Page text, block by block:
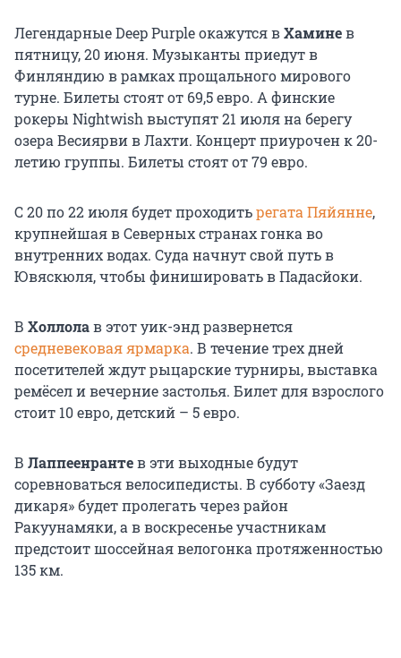
Легендарные Deep Purple окажутся вХаминев
пятницу, 20 июня. Музыканты приедут в
Финляндию в рамках прощального мирового
турне. Билеты стоят от 69,5 евро. А финские
рокеры Nightwish выступят 21 июля на берегу
озера Весиярви в Лахти. Концерт приурочен к 20-
летию группы. Билеты стоят от 79 евро.
С 20 по 22 июля будет проходитьрегата Пяйянне,
крупнейшая в Северных странах гонка во
внутренних водах. Суда начнут свой путь в
Ювяскюля, чтобы финишировать в Падасйоки.
В Холлолав этот уик-энд развернется
средневековая ярмарка. В течение трех дней
посетителей ждут рыцарские турниры, выставка
ремёсел и вечерние застолья. Билет для взрослого
стоит 10 евро, детский – 5 евро.
В Лаппеенрантев эти выходные будут
соревноваться велосипедисты. В субботу «Заезд
дикаря» будет пролегать через район
Ракуунамяки, а в воскресенье участникам
предстоит шоссейная велогонка протяженностью
135 км.